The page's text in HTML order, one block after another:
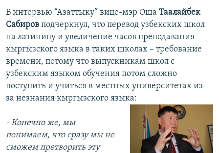
В интервью “Азаттыку” вице-мэр Оша Таалайбек
Сабиров подчеркнул, что перевод узбекских школ
на латиницу и увеличение часов преподавания
кыргызского языка в таких школах – требование
времени, потому что выпускникам школ с
узбекским языком обучения потом сложно
поступить и учиться в местных университетах из-
за незнания кыргызского языка:
- Конечно же, мы
понимаем, что сразу мы не
сможем претворить эту